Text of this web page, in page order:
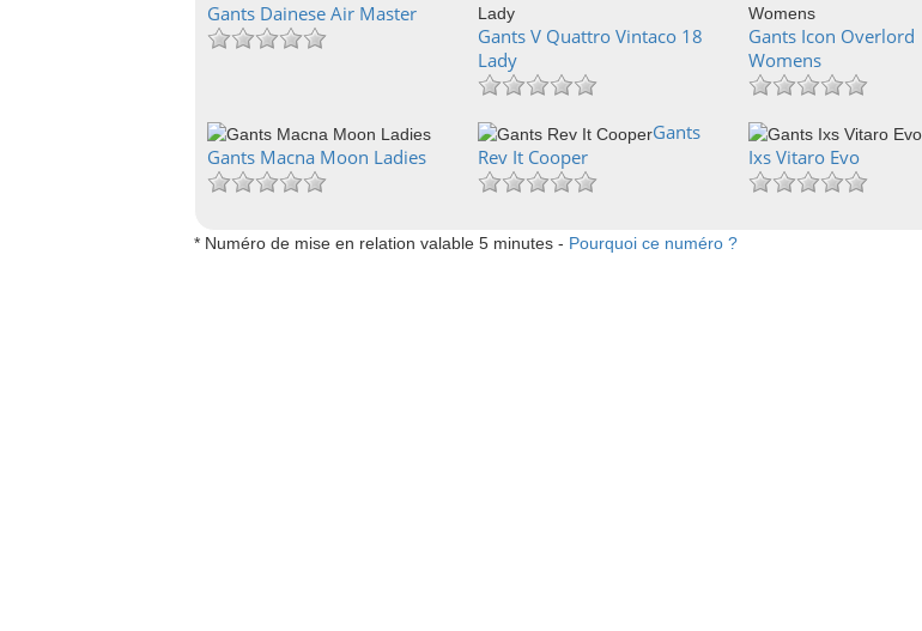
Gants Dainese Air Master
Gants V Quattro Vintaco 18
Lady
Gants Icon Overlord
Womens
Gants Macna Moon Ladies
Gants
Rev It Cooper
Ixs Vitaro Evo
* Numéro de mise en relation valable 5 minutes - Pourquoi ce numéro ?